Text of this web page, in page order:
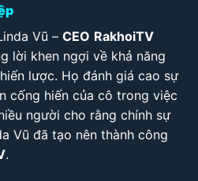
Vũ – CEO RakhoiTV
lời khen ngợi về khả năng
lược. Họ đánh giá cao sự
cống hiến của cô trong việc
người cho rằng chính sự
Vũ đã tạo nên thành công
.